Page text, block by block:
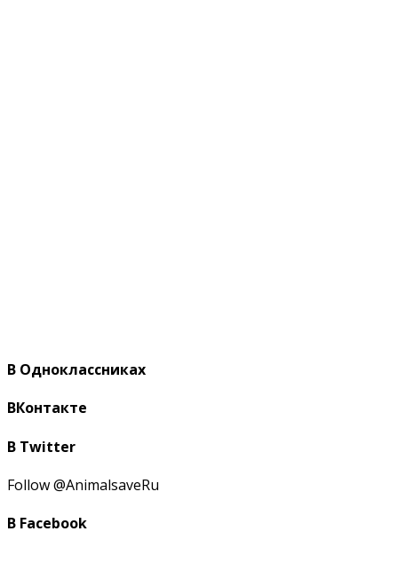
В Одноклассниках
ВКонтакте
В Twitter
Follow @AnimalsaveRu
В Facebook